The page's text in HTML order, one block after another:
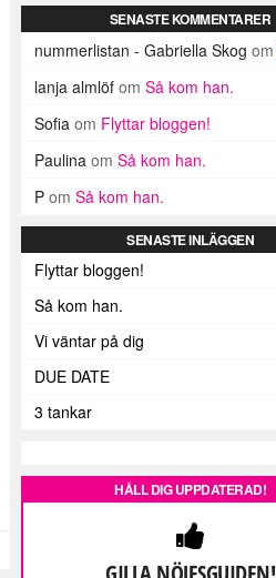
SENASTE KOMMENTARER
nummerlistan - Gabriella Skog om
lanja almlöf om Så kom han.
Sofia om Flyttar bloggen!
Paulina om Så kom han.
P om Så kom han.
SENASTE INLÄGGEN
Flyttar bloggen!
Så kom han.
Vi väntar på dig
DUE DATE
3 tankar
HÅLL DIG UPPDATERAD!